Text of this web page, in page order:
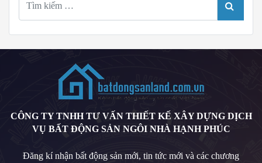
TÌM
CÔNG TY TNHH TƯ VẤN THIẾT KẾ XÂY DỰNG DỊCH
VỤ BẤT ĐỘNG SẢN NGÔI NHÀ HẠNH PHÚC
Đăng kí nhận bất động sản mới, tin tức mới và các chương